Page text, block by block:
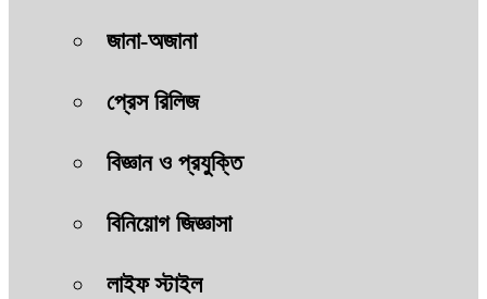
জানা-অজানা
প্রেস রিলিজ
বিজ্ঞান ও প্রযুক্তি
বিনিয়োগ জিজ্ঞাসা
লাইফ স্টাইল